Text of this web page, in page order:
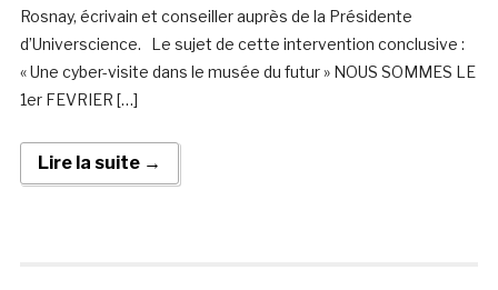
Rosnay, écrivain et conseiller auprès de la Présidente
d’Universcience. Le sujet de cette intervention conclusive :
« Une cyber-visite dans le musée du futur » NOUS SOMMES LE
1er FEVRIER […]
Lire la suite →